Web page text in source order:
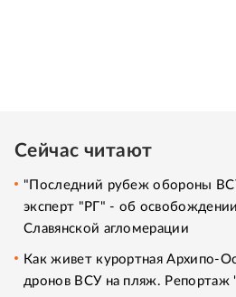
Сейчас читают
"Последний рубеж обороны
эксперт "РГ" - об
Славянской агломерации
Как живет курортная Архипо-
дронов ВСУ на пляж. Репортаж